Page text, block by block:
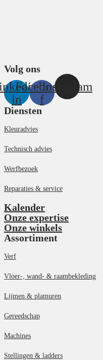
Volg ons
in
Facebook-
f
Instagram
Diensten
Kleuradvies
Technisch advies
Werfbezoek
Reparaties & service
Kalender
Onze expertise
Onze winkels
Assortiment
Verf
Vloer-, wand- & raambekleding
Lijmen & plamuren
Gereedschap
Machines
Stellingen & ladders